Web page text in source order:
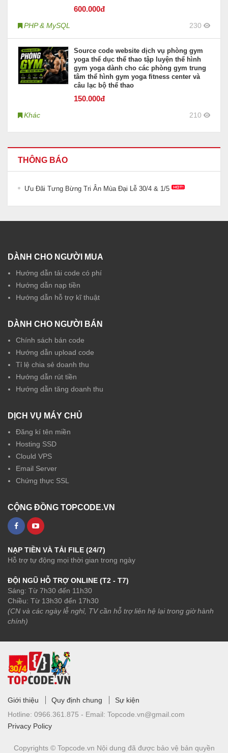
600.000đ
PHP & MySQL 230
Source code website dịch vụ phòng gym
yoga thể dục thể thao tập luyện thể hình
gym yoga dành cho các phòng gym trung
tâm thể hình gym yoga fitness center và
câu lạc bộ thể thao
150.000đ
Khác 210
THÔNG BÁO
Ưu Đãi Tưng Bừng Tri Ân Mùa Đại Lễ 30/4 & 1/5
DÀNH CHO NGƯỜI MUA
Hướng dẫn tải code có phí
Hướng dẫn nạp tiền
Hướng dẫn hỗ trợ kĩ thuật
DÀNH CHO NGƯỜI BÁN
Chính sách bán code
Hướng dẫn upload code
Tỉ lệ chia sẻ doanh thu
Hướng dẫn rút tiền
Hướng dẫn tăng doanh thu
DỊCH VỤ MÁY CHỦ
Đăng kí tên miền
Hosting SSD
Clould VPS
Email Server
Chứng thực SSL
CỘNG ĐỒNG TOPCODE.VN
NẠP TIỀN VÀ TẢI FILE (24/7)
Hỗ trợ tự động mọi thời gian trong ngày
ĐỘI NGŨ HỖ TRỢ ONLINE (T2 - T7)
Sáng: Từ 7h30 đến 11h30
Chiều: Từ 13h30 đến 17h30
(CN và các ngày lễ nghỉ, TV cần hỗ trợ liên hệ lại trong giờ hành
chính)
Giới thiệu Quy định chung
Sự kiện
Hotline: 0966.361.875 - Email: Topcode.vn@gmail.com
Privacy Policy
Copyrights © Topcode.vn Nội dung đã được bảo vệ bản quyền